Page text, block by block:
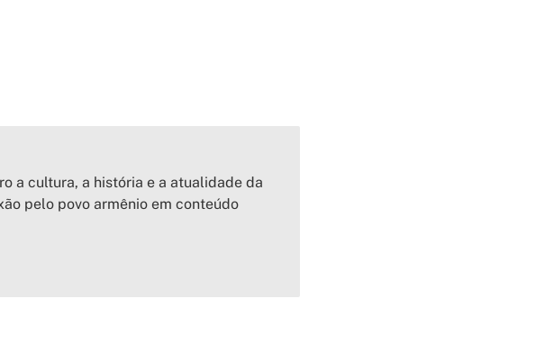
a cultura, a história e a atualidade da
pelo povo armênio em conteúdo